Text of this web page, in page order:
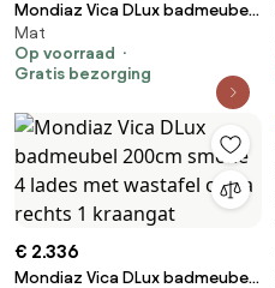
Mondiaz Vica DLux badmeubel
200cm army 4 lades met
wastafel frappe rechts 1
kraangat
Mat
Op voorraad
Gratis bezorging
€ 2.336
Mondiaz Vica DLux badmeubel